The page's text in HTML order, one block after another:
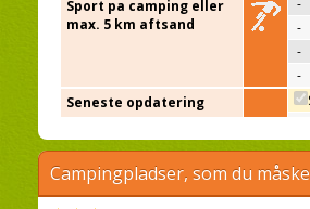
Sport pa camping eller
max. 5 km aftsand
-
-
-
-
Seneste opdatering
Campingpladser, som du